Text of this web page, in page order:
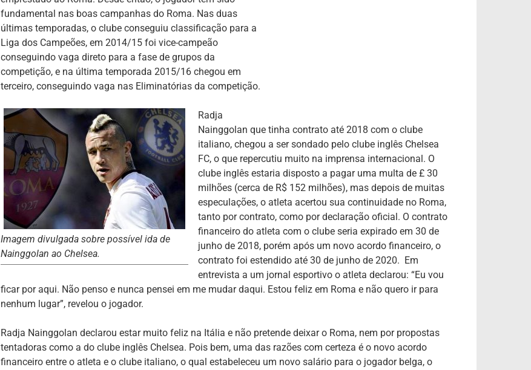
fundamental nas boas campanhas do Roma. Nas duas
últimas temporadas, o clube conseguiu classificação para a
Liga dos Campeões, em 2014/15 foi vice-campeão
conseguindo vaga direto para a fase de grupos da
competição, e na última temporada 2015/16 chegou em
terceiro, conseguindo vaga nas Eliminatórias da competição.
Imagem divulgada sobre possível ida de
Nainggolan ao Chelsea.
Radja
Nainggolan que tinha contrato até 2018 com o clube
italiano, chegou a ser sondado pelo clube inglês Chelsea
FC, o que repercutiu muito na imprensa internacional. O
clube inglês estaria disposto a pagar uma multa de £ 30
milhões (cerca de R$ 152 milhões), mas depois de muitas
especulações, o atleta acertou sua continuidade no Roma,
tanto por contrato, como por declaração oficial. O contrato
financeiro do atleta com o clube seria expirado em 30 de
junho de 2018, porém após um novo acordo financeiro, o
contrato foi estendido até 30 de junho de 2020. Em
entrevista a um jornal esportivo o atleta declarou: “Eu vou
ficar por aqui. Não penso e nunca pensei em me mudar daqui. Estou feliz em Roma e não quero ir para
nenhum lugar”, revelou o jogador.
Radja Nainggolan declarou estar muito feliz na Itália e não pretende deixar o Roma, nem por propostas
tentadoras como a do clube inglês Chelsea. Pois bem, uma das razões com certeza é o novo acordo
financeiro entre o atleta e o clube italiano, o qual estabeleceu um novo salário para o jogador belga, o